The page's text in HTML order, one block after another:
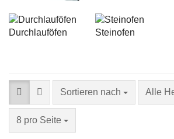
Durchlauföfen
Steinofen
Sortieren nach Alle
8 pro Seite